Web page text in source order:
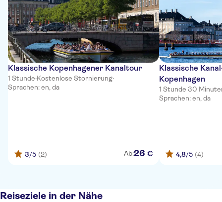
Klassische Kopenhagener Kanaltour
1 Stunde·Kostenlose Stornierung·
Sprachen: en, da
3/5 (2) Ab:26 €
Klassische
Kopenhagen
1 Stunde 30
Sprachen: en, da
4,8/5 (4)
Reiseziele in der Nähe